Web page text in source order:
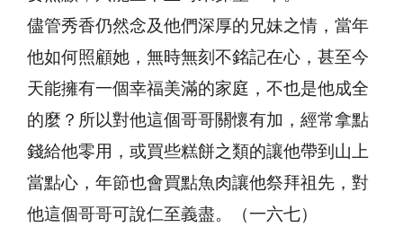
儘管秀香仍然念及他們深厚的兄妹之情，當年
他如何照顧她，無時無刻不銘記在心，甚至今
天能擁有一個幸福美滿的家庭，不也是他成全
的麼？所以對他這個哥哥關懷有加，經常拿點
錢給他零用，或買些糕餅之類的讓他帶到山上
當點心，年節也會買點魚肉讓他祭拜祖先，對
他這個哥哥可說仁至義盡。（一六七）